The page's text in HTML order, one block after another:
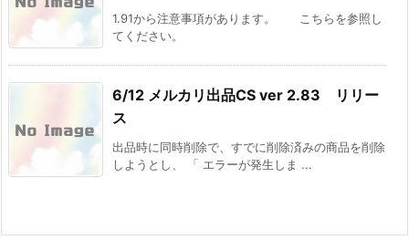
1.91から注意事項があります。 こちらを参照し
てください。
6/12 メルカリ出品CS ver 2.83 リリー
ス
出品時に同時削除で、すでに削除済みの商品を削除
しようとし、 「 エラーが発生しま ...